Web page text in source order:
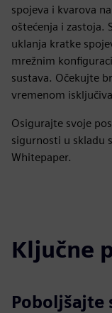
spojeva i kvarova
oštećenja i zastoja.
uklanja kratke
mrežnim
sustava. Očekujte
vremenom
Osigurajte svoje
sigurnosti u skladu
Whitepaper.
Ključne
Poboljšajte